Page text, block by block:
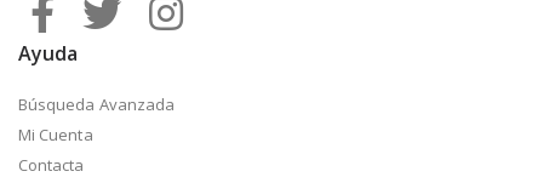
Ayuda
Búsqueda Avanzada
Mi Cuenta
Contacta